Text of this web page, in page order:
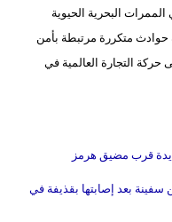
فيديو
البحرية الحيوية
حوادث متكررة مرتبطة بأمن
حركة التجارة العالمية في
قرب مضيق هرمز
سفينة بعد إصابتها بقذيفة في